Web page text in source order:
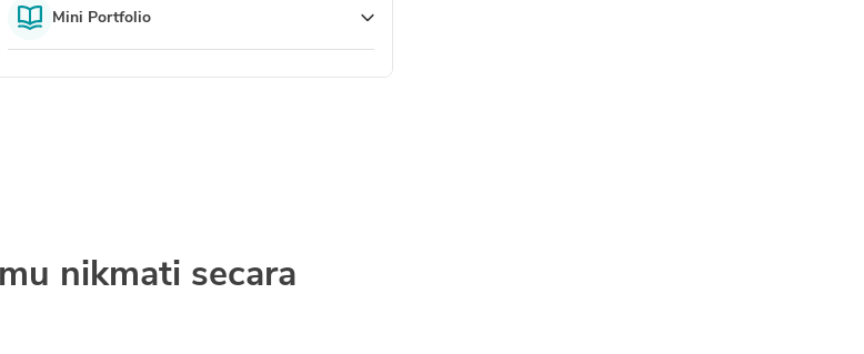
Mini Portfolio
nikmati secara